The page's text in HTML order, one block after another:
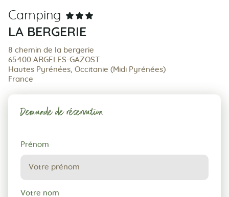
Camping
LA BERGERIE
8 chemin de la bergerie
65400 ARGELES-GAZOST
Hautes Pyrénées, Occitanie (Midi Pyrénées)
France
Demande de réservation
Demande
de
réservation
Prénom
Votre nom